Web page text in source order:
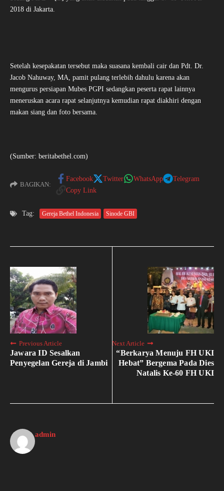
2018 di Jakarta.
Setelah kesepakatan tersebut maka suasana kembali cair dan Pdt. Dr.
Jacob Nahuway, MA, pamit pulang terlebih dahulu karena akan
mengurus persiapan Mubes PGPI sedangkan peserta rapat lainnya
meneruskan acara rapat selanjutnya kemudian rapat diakhiri dengan
makan siang dan foto bersama.
(Sumber: beritabethel.com)
BAGIKAN:
Facebook Twitter WhatsApp
Telegram
Copy Link
Tag: Gereja Bethel Indonesia Sinode GBI
Previous Article
Jawara ID Sesalkan
Penyegelan Gereja di Jambi
Next Article
“Berkarya Menuju FH UKI
Hebat” Bergema Pada Dies
Natalis Ke-60 FH UKI
admin